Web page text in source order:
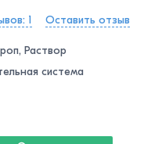
1 Оставить отзыв
Раствор
система